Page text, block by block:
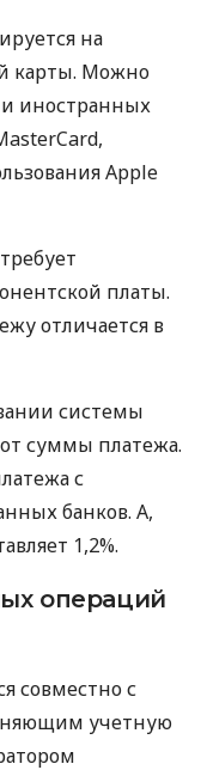
на
карты. Можно
и иностранных
Apple
платы.
отличается в
системы
от суммы платежа.
с
банков. А,
1,2%.
операций
совместно с
учетную